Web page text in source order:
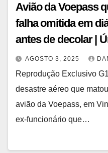
Avião da Voepass
falha omitida em
antes de decolar |
AGOSTO 3, 2025
Reprodução Exclusivo
desastre aéreo que
avião da Voepass, em
ex-funcionário que…